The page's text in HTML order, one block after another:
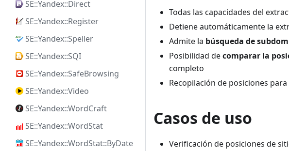
SE::Yandex::Direct
SE::Yandex::Register
SE::Yandex::Speller
SE::Yandex::SQI
SE::Yandex::SafeBrowsing
SE::Yandex::Video
SE::Yandex::WordCraft
SE::Yandex::WordStat
SE::Yandex::WordStat::ByDate
Todas las capacidades del
Detiene automáticamente la
Admite la búsqueda de
Posibilidad decomparar la
completo
Recopilación de posiciones
Casos de uso
Verificación de posiciones de